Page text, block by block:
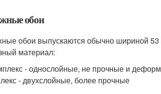
обои
обои выпускаются обычно шириной
материал:
- однослойные, не прочные и
- двухслойные, более прочные